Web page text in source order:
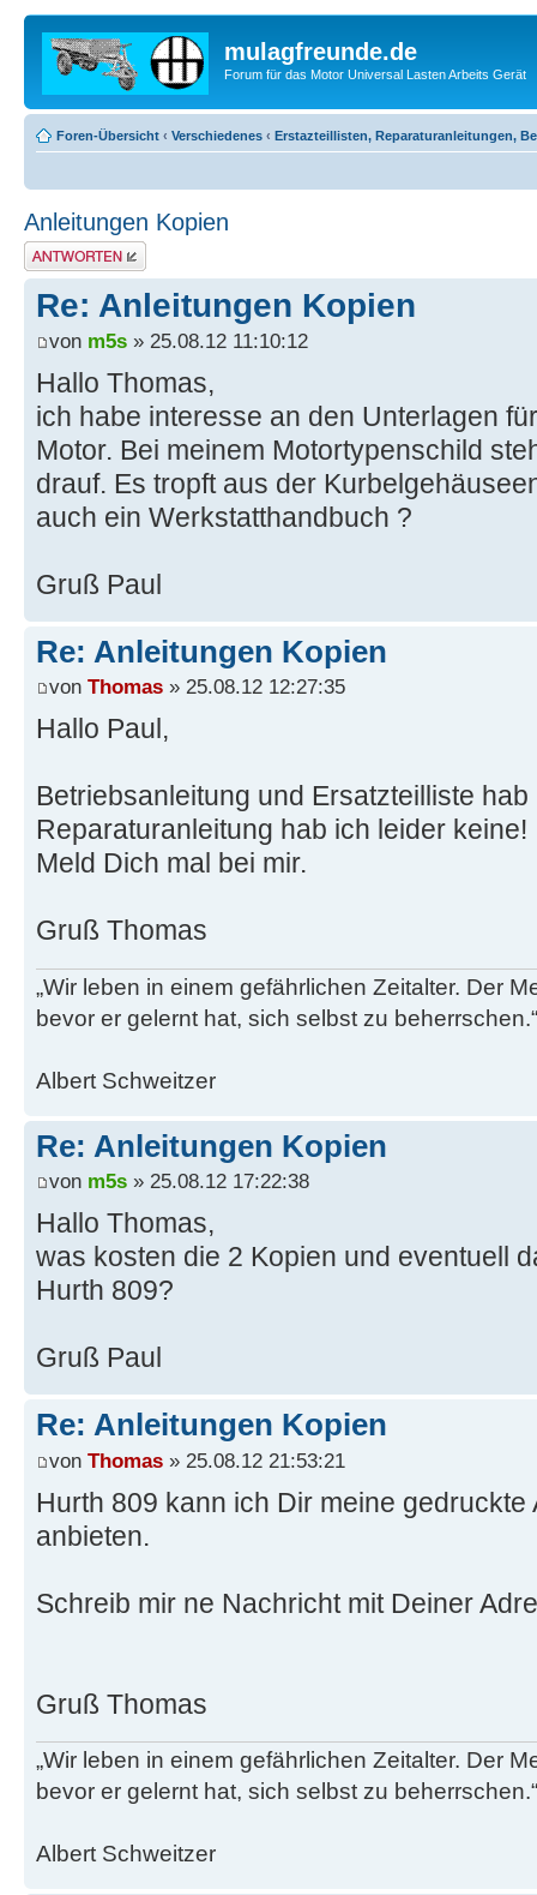
mulagfreunde.de
Forum für das Motor Universal Lasten Arbeits Gerät
Foren-Übersicht ‹ Verschiedenes ‹ Erstazteillisten, Reparaturanleitungen,
Anleitungen Kopien
Antwort erstellen
Re: Anleitungen Kopien
von m5s » 25.08.12 11:10:12
Hallo Thomas,
ich habe interesse an den Unterlagen
Motor. Bei meinem Motortypenschild
drauf. Es tropft aus der
auch ein Werkstatthandbuch ?
Gruß Paul
Re: Anleitungen Kopien
von Thomas » 25.08.12 12:27:35
Hallo Paul,
Betriebsanleitung und Ersatzteilliste
Reparaturanleitung hab ich leider keine!
Meld Dich mal bei mir.
Gruß Thomas
„Wir leben in einem gefährlichen Zeitalter. Der
bevor er gelernt hat, sich selbst zu beherrschen.“
Albert Schweitzer
Re: Anleitungen Kopien
von m5s » 25.08.12 17:22:38
Hallo Thomas,
was kosten die 2 Kopien und eventuell
Hurth 809?
Gruß Paul
Re: Anleitungen Kopien
von Thomas » 25.08.12 21:53:21
Hurth 809 kann ich Dir meine gedruckte
anbieten.
Schreib mir ne Nachricht mit Deiner
Gruß Thomas
„Wir leben in einem gefährlichen Zeitalter. Der
bevor er gelernt hat, sich selbst zu beherrschen.“
Albert Schweitzer